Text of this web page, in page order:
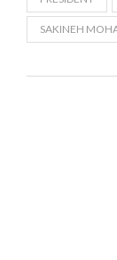
SAKINEH